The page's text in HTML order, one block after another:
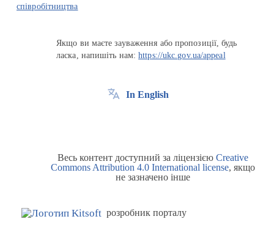
співробітництва
Якщо ви маєте зауваження або пропозиції, будь
ласка, напишіть нам:https://ukc.gov.ua/appeal
In English
Весь контент доступний за ліцензією Creative
Commons Attribution 4.0 International license, якщо
не зазначено інше
розробник порталу